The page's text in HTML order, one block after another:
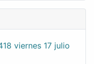
viernes 17 julio